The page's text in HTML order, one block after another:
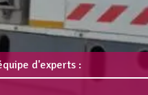
d'experts :